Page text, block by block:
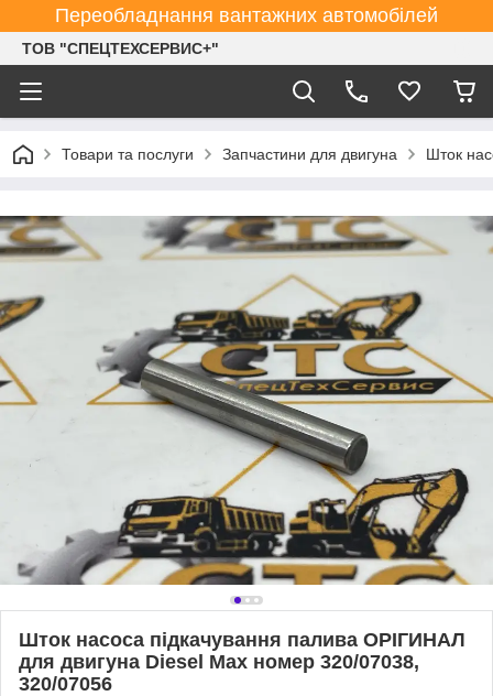
Переобладнання вантажних автомобілей
ТОВ "СПЕЦТЕХСЕРВИС+"
Товари та послуги Запчастини для двигуна Шток
Шток насоса підкачування палива ОРІГИНАЛ
для двигуна Diesel Max номер 320/07038,
320/07056